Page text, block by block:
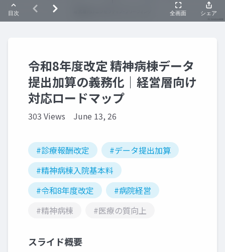
令和8年度改定 精神病棟データ
提出加算の義務化｜経営層向け
対応ロードマップ
303 Views June 13, 26
#診療報酬改定
#データ提出加算
#精神病棟入院基本料
#令和8年度改定
#病院経営
#精神病棟
#医療の質向上
スライド概要